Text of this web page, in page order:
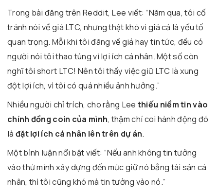
Trong bài đăng trên Reddit, Lee viết: “Năm qua, tôi cố
tránh nói về giá LTC, nhưng thật khó vì giá cả là yếu tố
quan trọng. Mỗi khi tôi đăng về giá hay tin tức, đều có
người nói tôi thao túng vì lợi ích cá nhân. Một số còn
nghĩ tôi short LTC! Nên tôi thấy việc giữ LTC là xung
đột lợi ích, vì tôi có quá nhiều ảnh hưởng.”
Nhiều người chỉ trích, cho rằng Lee thiếu niềm tin vào
chính đồng coin của mình, thậm chí coi hành động đó
là đặt lợi ích cá nhân lên trên dự án.
Một bình luận nổi bật viết: “Nếu anh không tin tưởng
vào thứ mình xây dựng đến mức giữ nó bằng tài sản cá
nhân, thì tôi cũng khó mà tin tưởng vào nó.”